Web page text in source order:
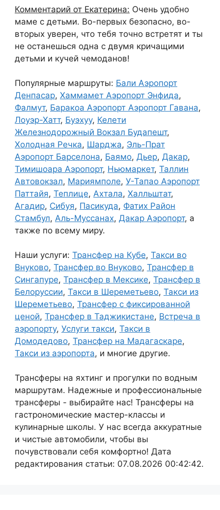
Комментарий от Екатерина: Очень удобно
маме с детьми. Во-первых безопасно, во-
вторых уверен, что тебя точно встретят и ты
не останешься одна с двумя кричащими
детьми и кучей чемоданов!
Популярные маршруты: Бали Аэропорт
Денпасар, Хаммамет Аэропорт Энфида,
Фалмут, Баракоа Аэропорт Аэропорт Гавана,
Лоуэр-Хатт, Буэхуу, Келети
Железнодорожный Вокзал Будапешт,
Холодная Речка, Шарджа, Эль-Прат
Аэропорт Барселона, Баямо, Дьер, Дакар,
Тимишоара Аэропорт, Ньюмаркет, Таллин
Автовокзал, Мариямполе, У-Тапао Аэропорт
Паттайя, Теплице, Ахтала, Халльштат,
Агадир, Сибуя, Пасикуда, Фатих Район
Стамбул, Аль-Муссанах, Дакар Аэропорт, а
также по всему миру.
Наши услуги: Трансфер на Кубе, Такси во
Внуково, Трансфер во Внуково, Трансфер в
Сингапуре, Трансфер в Мексике, Трансфер в
Белоруссии, Такси в Шереметьево, Такси из
Шереметьево, Трансфер с фиксированной
ценой, Трансфер в Таджикистане, Встреча в
аэропорту, Услуги такси, Такси в
Домодедово, Трансфер на Мадагаскаре,
Такси из аэропорта, и многие другие.
Трансферы на яхтинг и прогулки по водным
маршрутам. Надежные и профессиональные
трансферы - выбирайте нас! Трансферы на
гастрономические мастер-классы и
кулинарные школы. У нас всегда аккуратные
и чистые автомобили, чтобы вы
почувствовали себя комфортно! Дата
редактирования статьи: 07.08.2026 00:42:42.